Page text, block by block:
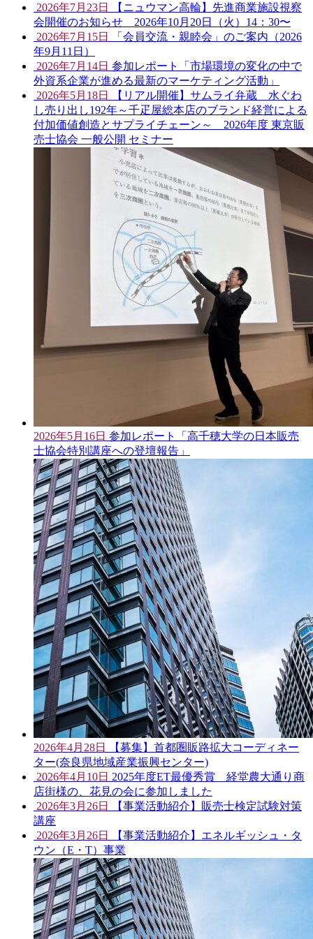
2026年7月23日
【ニュウマン高輪】先進商業施設視察
会開催のお知らせ 2026年10月20日（火）14：30〜
2026年7月15日
「会員交流・親睦会」のご案内（2026
年9月11日）
2026年7月14日 参加レポート「市場環境の変化の中で
外資系企業が進める最新のマーケティング活動」
2026年5月18日
【リアル開催】サムライ弁蔵 水ぐわ
し売り出し192年～千疋屋総本店のブランド経営による
付加価値創造とサプライチェーン～ 2026年度 東京販
売士協会 一般公開 セミナー
2026年5月16日 参加レポート「高千穂大学の日本販売
士協会特別講座への登壇報告」
2026年4月28日
【募集】首都圏販路拡大コーディネー
ター(奈良県地域産業振興センター)
2026年4月10日 2025年度ET最優秀賞 経堂農大通り商
店街様の、花見の会に参加しました
2026年3月26日
【事業活動紹介】販売士検定試験対策
講座
2026年3月26日
【事業活動紹介】エネルギッシュ・タ
ウン（E・T）事業